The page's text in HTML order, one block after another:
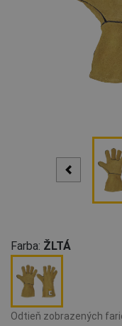
Farba: ŽLTÁ
Odtieň zobrazených